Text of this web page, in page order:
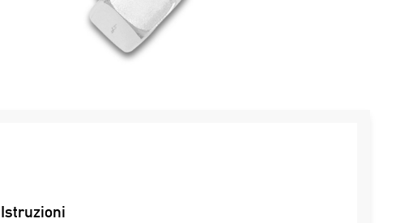
Istruzioni